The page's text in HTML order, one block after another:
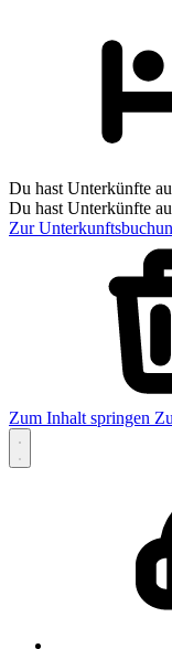
Du hast Unterkünfte
Du hast Unterkünfte
Zur
Zum Inhalt springen